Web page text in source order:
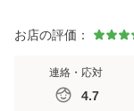
お店の評価：
連絡・応対
4.7